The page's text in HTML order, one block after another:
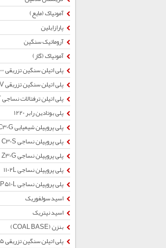
آمونیاک (مایع)
پارازایلین
آروماتیک سنگین
آمونیاک (گاز)
پلی اتیلن سنگین تزریقی HI0500
پلی اتیلن سنگین تزریقی 60507UV
پلی اتیلن ترفتالات نساجی SUPER BRIGHT
پلی بوتادین رابر 1220
پلی پروپیلن شیمیایی C30G
پلی پروپیلن نساجی C30S
پلی پروپیلن نساجی Z30G
پلی پروپیلن نساجی 1102L
پلی پروپیلن نساجی HP510L
اسید سولفوریک
اسید نیتریک
بنزن (COAL BASE)
پلی اتیلن سنگین تزریقی 60505